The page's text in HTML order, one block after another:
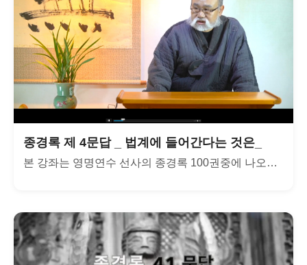
종경록 제 4문답 _ 법계에 들어간다는 것은_
본 강좌는 영명연수 선사의 종경록 100권중에 나오는 300문...